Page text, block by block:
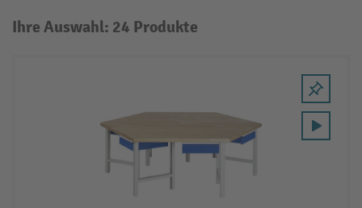
Ihre Auswahl: 24 Produkte